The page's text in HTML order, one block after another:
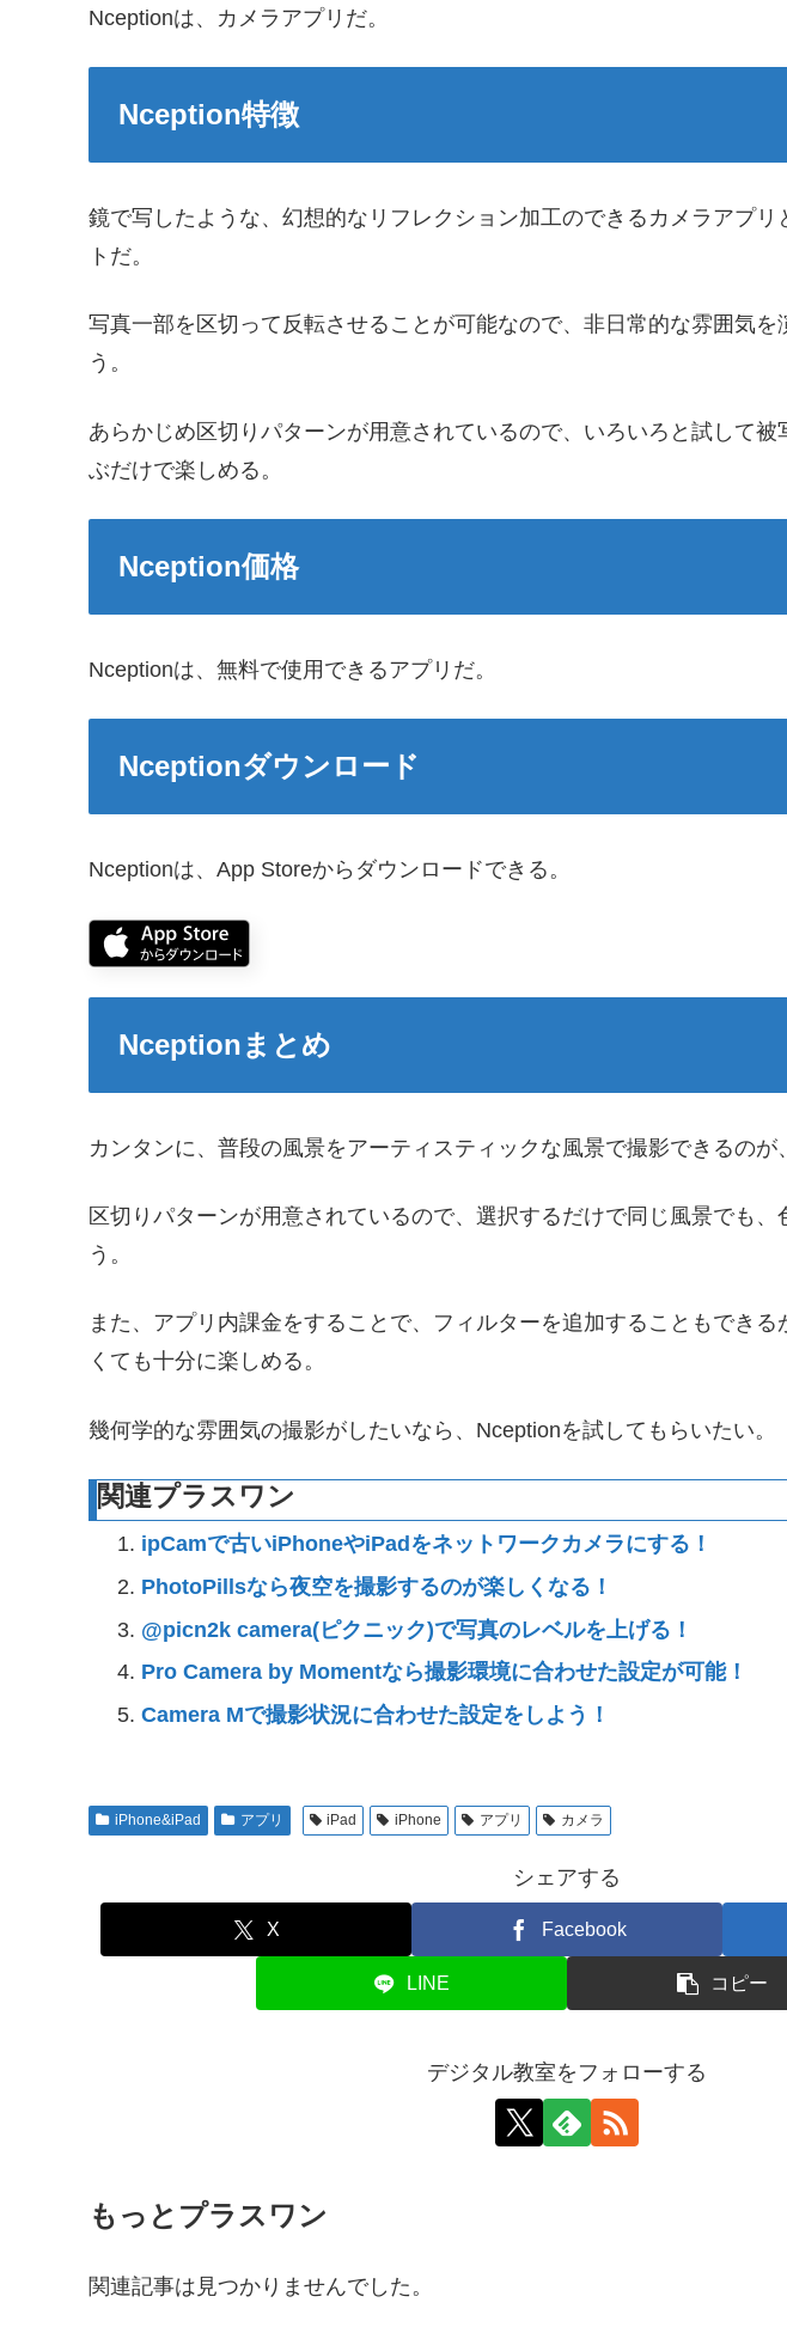
Nceptionは、カメラアプリだ。
Nception特徴
鏡で写したような、幻想的なリフレクション加工のできるカメラアプリ
トだ。
写真一部を区切って反転させることが可能なので、非日常的な雰囲気を
う。
あらかじめ区切りパターンが用意されているので、いろいろと試して被
ぶだけで楽しめる。
Nception価格
Nceptionは、無料で使用できるアプリだ。
Nceptionダウンロード
Nceptionは、App Storeからダウンロードできる。
Nceptionまとめ
カンタンに、普段の風景をアーティスティックな風景で撮影できるのが
区切りパターンが用意されているので、選択するだけで同じ風景でも、
う。
また、アプリ内課金をすることで、フィルターを追加することもでき
くても十分に楽しめる。
幾何学的な雰囲気の撮影がしたいなら、Nceptionを試してもらいたい。
関連プラスワン
ipCamで古いiPhoneやiPadをネットワークカメラにする！
PhotoPillsなら夜空を撮影するのが楽しくなる！
@picn2k camera(ピクニック)で写真のレベルを上げる！
Pro Camera by Momentなら撮影環境に合わせた設定が可能！
Camera Mで撮影状況に合わせた設定をしよう！
iPhone&iPad アプリ iPad iPhone アプリ カメラ
シェアする
X Facebook
LINE コピー
デジタル教室をフォローする
もっとプラスワン
関連記事は見つかりませんでした。